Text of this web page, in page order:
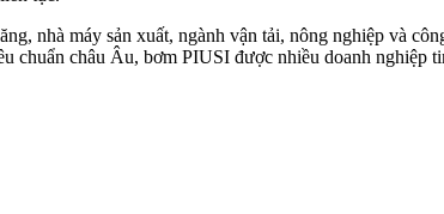
nhà máy sản xuất, ngành vận tải, nông nghiệp và
châu Âu, bơm PIUSI được nhiều doanh nghiệp